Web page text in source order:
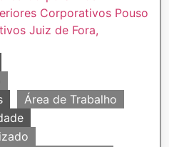
Área de Trabalho